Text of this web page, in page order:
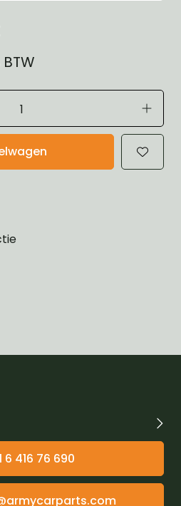
BTW
6 416 76 690